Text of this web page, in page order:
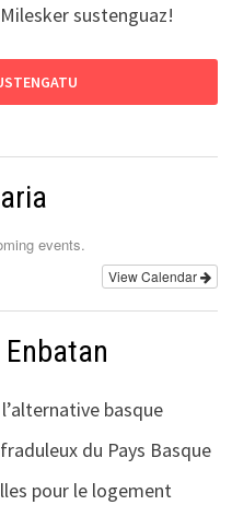
sustenguaz!
events.
View Calendar
basque
du Pays Basque
pour le logement